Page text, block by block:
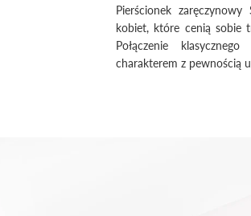
Pierścionek
kobiet, które cenią sobie
Połączenie
charakterem z pewnością